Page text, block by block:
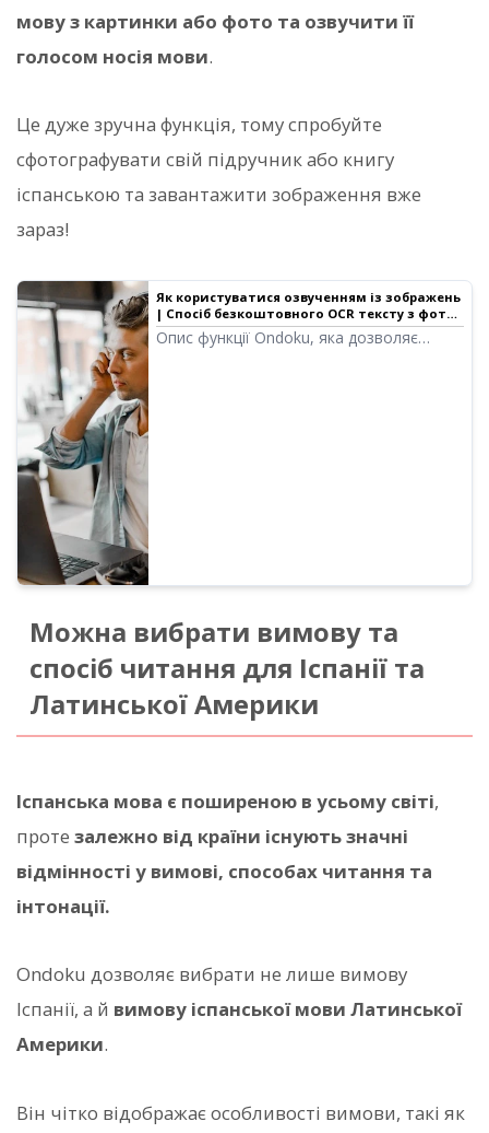
мову з картинки або фото та озвучити її
голосом носія мови.
Це дуже зручна функція, тому спробуйте
сфотографувати свій підручник або книгу
іспанською та завантажити зображення вже
зараз!
Як користуватися озвученням із зображень
| Спосіб безкоштовного OCR тексту з фото
та перетворення на голос
Опис функції Ondoku, яка дозволяє
Можна вибрати вимову та
спосіб читання для Іспанії та
Латинської Америки
Іспанська мова є поширеною в усьому світі,
проте залежно від країни існують значні
відмінності у вимові, способах читання та
інтонації.
Ondoku дозволяє вибрати не лише вимову
Іспанії, а й вимову іспанської мови Латинської
Америки.
Він чітко відображає особливості вимови, такі як